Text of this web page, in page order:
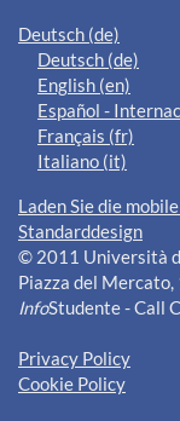
Deutsch ‎(de)‎
Deutsch ‎(de)‎
English ‎(en)‎
Español -
Français ‎(fr)‎
Italiano ‎(it)‎
Laden Sie die
Standarddesign
© 2011 Università
Piazza del
InfoStudente - Call
Privacy Policy
Cookie Policy